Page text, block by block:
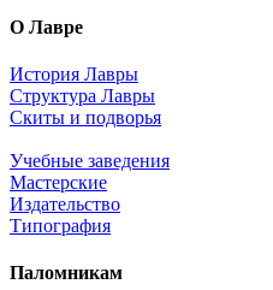
О Лавре
История Лавры
Структура Лавры
Скиты и подворья
Учебные заведения
Мастерские
Издательство
Типография
Паломникам